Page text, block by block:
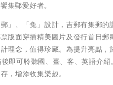
集郵愛好者。
」、「兔」設計，吉郵有集郵
版面穿插精美圖片及發行首日
理念，值得珍藏。為提升亮點
即可聆聽國、臺、客、英語介
，增添收集樂趣。